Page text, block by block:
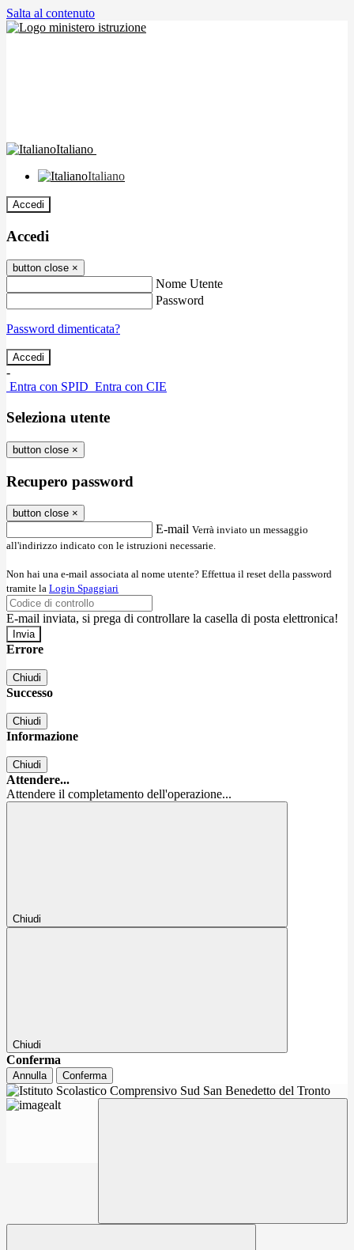
Salta al contenuto
Italiano
Italiano
Accedi
Accedi
button close ×
Nome Utente
Password
Password dimenticata?
-
Entra con SPID Entra con CIE
Seleziona utente
button close ×
Recupero password
button close ×
E-mail Verrà inviato un messaggio
all'indirizzo indicato con le istruzioni necessarie.
Non hai una e-mail associata al nome utente? Effettua il reset della password
tramite la Login Spaggiari
E-mail inviata, si prega di controllare la casella di posta elettronica!
Errore
Chiudi
Successo
Chiudi
Informazione
Chiudi
Attendere...
Attendere il completamento dell'operazione...
Chiudi
Chiudi
Conferma
Annulla Conferma